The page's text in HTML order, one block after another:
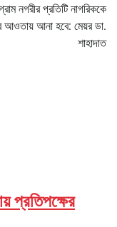
নগরীর প্রতিটি নাগরিককে
আওতায় আনা হবে: মেয়র ডা.
শাহাদাত
প্রতিপক্ষের